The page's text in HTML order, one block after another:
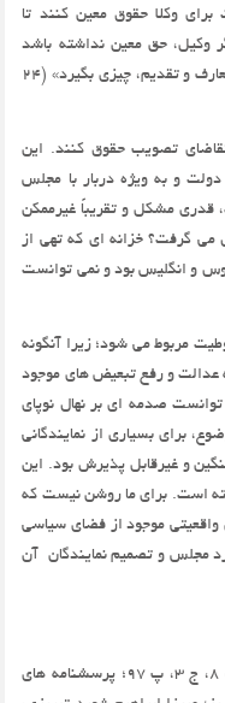
وکلا حقوق معین کنند تا
وکیل، حق معین نداشته باشد
شاید مجبور شود که در بعضی مقامات به اسم تعارف و تقدیم، چیزی بگیرد» (24
تصویب حقوق کنند. این
و به ویژه دربار با مجلس
قدری مشکل و تقریباً غیرممکن
می گرفت؟ خزانه ای که تهی از
روس و انگلیس بود و نمی توانست
مربوط می شود؛ زیرا آنگونه
و رفع تبعیض های موجود
صدمه ای بر نهال نوپای
برای بسیاری از نمایندگانی
و غیرقابل پذیرش بود. این
است. برای ما روشن نیست که
موجود از فضای سیاسی
مجلس و تصمیم نمایندگان آن
. برای آگاهی بیشتر ن. ک. :کمام: م 1، ک 8، ج 3، پ 97؛ پرسشنامه های